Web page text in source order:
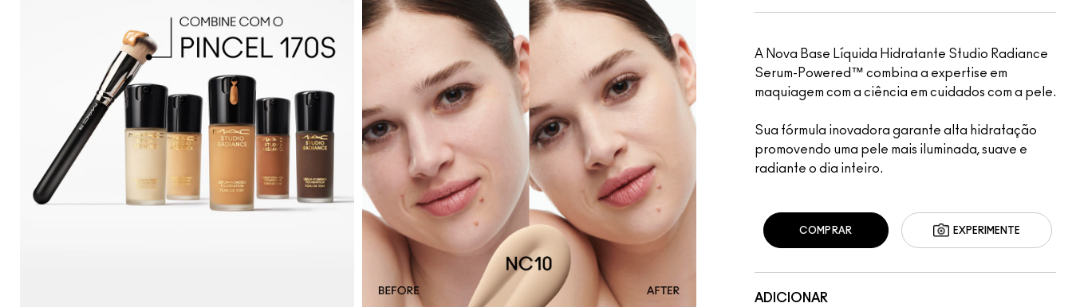
A Nova Base Líquida Hidratante Studio Radiance
Serum-Powered™ combina a expertise em
maquiagem com a ciência em cuidados com a pele.
Sua fórmula inovadora garante alta hidratação
promovendo uma pele mais iluminada, suave e
radiante o dia inteiro.
ADICIONAR
EXPERIMENTE
COMPRAR